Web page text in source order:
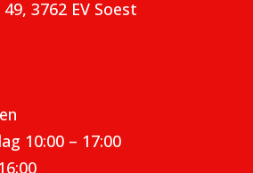
3762 EV Soest
10:00 – 17:00